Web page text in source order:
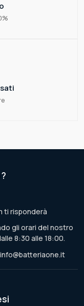
ti risponderà
gli orari del nostro
8:30 alle 18:00.
info@batteriaone.it